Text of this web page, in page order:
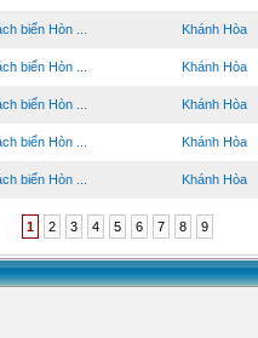
biển Hòn ... Khánh Hòa
biển Hòn ... Khánh Hòa
biển Hòn ... Khánh Hòa
biển Hòn ... Khánh Hòa
biển Hòn ... Khánh Hòa
1 2 3 4 5 6 7 8 9